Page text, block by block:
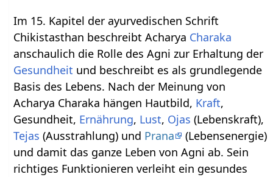
Im 15. Kapitel der ayurvedischen Schrift
Chikistasthan beschreibt Acharya Charaka
anschaulich die Rolle des Agni zur Erhaltung der
Gesundheit und beschreibt es als grundlegende
Basis des Lebens. Nach der Meinung von
Acharya Charaka hängen Hautbild, Kraft,
Gesundheit, Ernährung, Lust, Ojas (Lebenskraft),
Tejas (Ausstrahlung) und Prana
(Lebensenergie)
und damit das ganze Leben von Agni ab. Sein
richtiges Funktionieren verleiht ein gesundes